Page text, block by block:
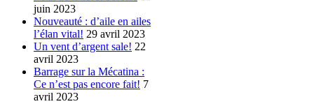
juin 2023
Nouveauté : d’aile en ailes
l’élan vital! 29 avril 2023
Un vent d’argent sale! 22
avril 2023
Barrage sur la Mécatina :
Ce n’est pas encore fait! 7
avril 2023